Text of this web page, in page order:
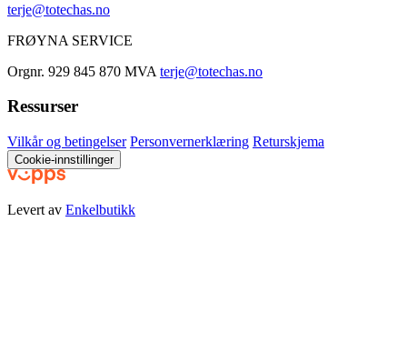
terje@totechas.no
FRØYNA SERVICE
Orgnr. 929 845 870 MVA terje@totechas.no
Ressurser
Vilkår og betingelser Personvernerklæring Returskjema
Cookie-innstillinger
Levert av Enkelbutikk